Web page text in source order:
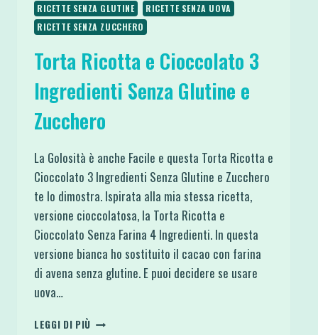
RICETTE SENZA GLUTINE
RICETTE SENZA UOVA
RICETTE SENZA ZUCCHERO
Torta Ricotta e Cioccolato 3
Ingredienti Senza Glutine e
Zucchero
La Golosità è anche Facile e questa Torta Ricotta e
Cioccolato 3 Ingredienti Senza Glutine e Zucchero
te lo dimostra. Ispirata alla mia stessa ricetta,
versione cioccolatosa, la Torta Ricotta e
Cioccolato Senza Farina 4 Ingredienti. In questa
versione bianca ho sostituito il cacao con farina
di avena senza glutine. E puoi decidere se usare
uova…
LEGGI DI PIÙ TORTA